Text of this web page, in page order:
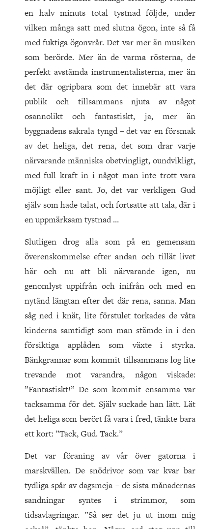
en halv minuts total tystnad följde, under
vilken många satt med slutna ögon, inte så få
med fuktiga ögonvrår. Det var mer än musiken
som berörde. Mer än de varma rösterna, de
perfekt avstämda instrumentalisterna, mer än
det där ogripbara som det innebär att vara
publik och tillsammans njuta av något
osannolikt och fantastiskt, ja, mer än
byggnadens sakrala tyngd – det var en försmak
av det heliga, det rena, det som drar varje
närvarande människa obetvingligt, oundvikligt,
med full kraft in i något man inte trott vara
möjligt eller sant. Jo, det var verkligen Gud
själv som hade talat, och fortsatte att tala, där i
en uppmärksam tystnad …
Slutligen drog alla som på en gemensam
överenskommelse efter andan och tillät livet
här och nu att bli närvarande igen, nu
genomlyst uppifrån och inifrån och med en
nytänd längtan efter det där rena, sanna. Man
såg ned i knät, lite förstulet torkades de våta
kinderna samtidigt som man stämde in i den
försiktiga applåden som växte i styrka.
Bänkgrannar som kommit tillsammans log lite
trevande mot varandra, någon viskade:
”Fantastiskt!” De som kommit ensamma var
tacksamma för det. Själv suckade han lätt. Lät
det heliga som berört få vara i fred, tänkte bara
ett kort: ”Tack, Gud. Tack.”
Det var föraning av vår över gatorna i
marskvällen. De snödrivor som var kvar bar
tydliga spår av dagsmeja – de sista månadernas
sandningar syntes i strimmor, som
tidsavlagringar. ”Så ser det ju ut inom mig